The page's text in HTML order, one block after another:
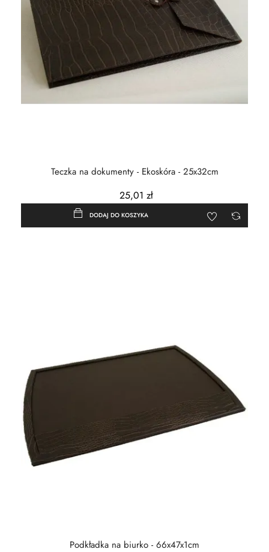
Teczka na dokumenty - Ekoskóra - 25x32cm
25,01 zł
DODAJ DO KOSZYKA
Podkładka na biurko - 66x47x1cm